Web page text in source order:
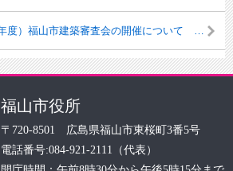
２０２５年度（令和７年度）福山市建築審査会の開催について ※終了しました。
福山市役所
〒720-8501 広島県福山市東桜町3番5号
電話番号:084-921-2111（代表）